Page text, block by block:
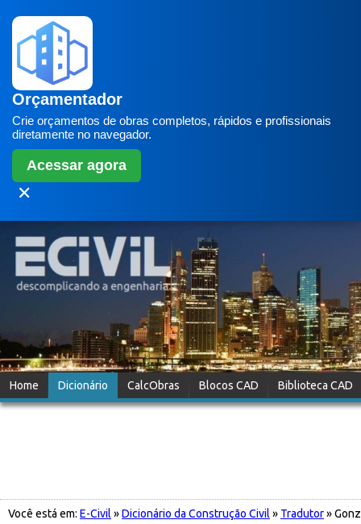
Orçamentador
Crie orçamentos de obras completos, rápidos e profissionais
diretamente no navegador.
Acessar agora
✕
Home Dicionário CalcObras Blocos CAD Biblioteca CAD
Você está em: E-Civil »Dicionário da Construção Civil » Tradutor»